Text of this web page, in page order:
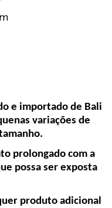
e importado de Bali
variações de
prolongado com a
possa ser exposta
produto adicional